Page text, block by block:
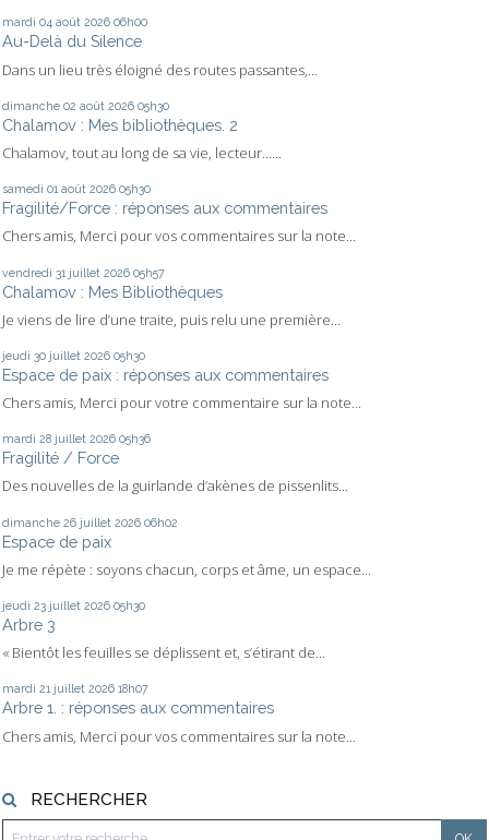
mardi 04 août 2026 06h00
Au-Delà du Silence
Dans un lieu très éloigné des routes passantes,...
dimanche 02 août 2026 05h30
Chalamov : Mes bibliothèques. 2
Chalamov, tout au long de sa vie, lecteur…...
samedi 01 août 2026 05h30
Fragilité/Force : réponses aux commentaires
Chers amis, Merci pour vos commentaires sur la note...
vendredi 31 juillet 2026 05h57
Chalamov : Mes Bibliothèques
Je viens de lire d’une traite, puis relu une première...
jeudi 30 juillet 2026 05h30
Espace de paix : réponses aux commentaires
Chers amis, Merci pour votre commentaire sur la note...
mardi 28 juillet 2026 05h36
Fragilité / Force
Des nouvelles de la guirlande d’akènes de pissenlits...
dimanche 26 juillet 2026 06h02
Espace de paix
Je me répète : soyons chacun, corps et âme, un espace...
jeudi 23 juillet 2026 05h30
Arbre 3
« Bientôt les feuilles se déplissent et, s’étirant de...
mardi 21 juillet 2026 18h07
Arbre 1. : réponses aux commentaires
Chers amis, Merci pour vos commentaires sur la note...
RECHERCHER